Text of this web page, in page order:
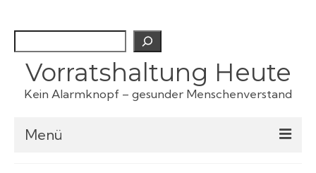
Vorratshaltung Heute
Kein Alarmknopf – gesunder Menschenverstand
Menü